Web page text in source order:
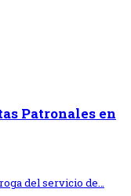
Patronales en
del servicio de…